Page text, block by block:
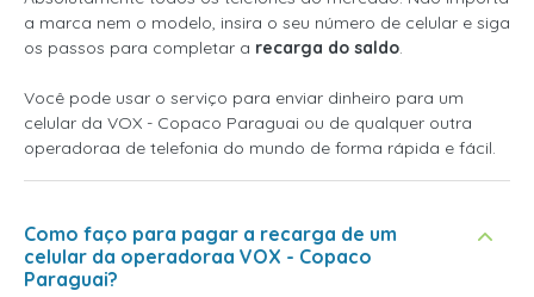
a marca nem o modelo, insira o seu número de celular e siga
os passos para completar a recarga do saldo.
Você pode usar o serviço para enviar dinheiro para um
celular da VOX - Copaco Paraguai ou de qualquer outra
operadoraa de telefonia do mundo de forma rápida e fácil.
Como faço para pagar a recarga de um
celular da operadoraa VOX - Copaco
Paraguai?